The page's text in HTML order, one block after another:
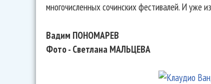
многочисленных сочинских фестивалей. И уже
Вадим ПОНОМАРЕВ
Фото - Светлана МАЛЬЦЕВА